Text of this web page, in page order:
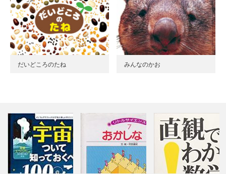
だいどころのたね みんなのかお